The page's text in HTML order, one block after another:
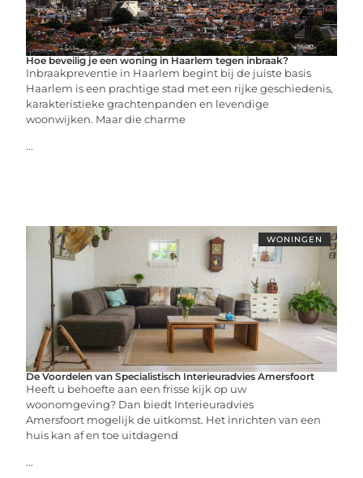
Hoe beveilig je een woning in Haarlem tegen inbraak?
Inbraakpreventie in Haarlem begint bij de juiste basis
Haarlem is een prachtige stad met een rijke geschiedenis,
karakteristieke grachtenpanden en levendige
woonwijken. Maar die charme
...
WONINGEN
De Voordelen van Specialistisch Interieuradvies Amersfoort
Heeft u behoefte aan een frisse kijk op uw
woonomgeving? Dan biedt Interieuradvies
Amersfoort mogelijk de uitkomst. Het inrichten van een
huis kan af en toe uitdagend
...